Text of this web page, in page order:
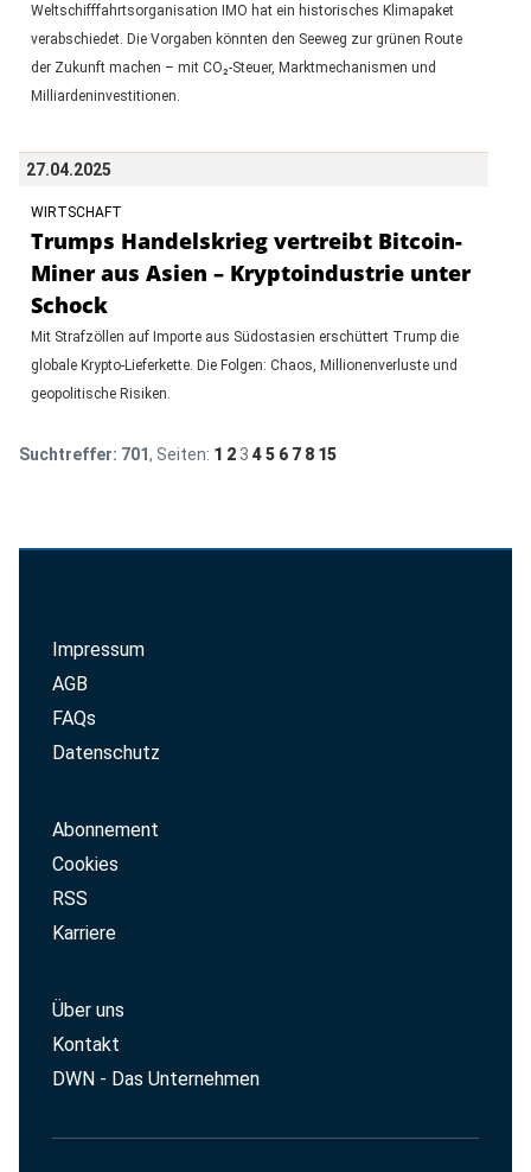
Weltschifffahrtsorganisation IMO hat ein historisches Klimapaket
verabschiedet. Die Vorgaben könnten den Seeweg zur grünen Route
der Zukunft machen – mit CO₂-Steuer, Marktmechanismen und
Milliardeninvestitionen.
27.04.2025
WIRTSCHAFT
Trumps Handelskrieg vertreibt Bitcoin-
Miner aus Asien – Kryptoindustrie unter
Schock
Mit Strafzöllen auf Importe aus Südostasien erschüttert Trump die
globale Krypto-Lieferkette. Die Folgen: Chaos, Millionenverluste und
geopolitische Risiken.
Suchtreffer: 701, Seiten: 1 2 3 4 5 6 7 8 15
Impressum
AGB
FAQs
Datenschutz
Abonnement
Cookies
RSS
Karriere
Über uns
Kontakt
DWN - Das Unternehmen